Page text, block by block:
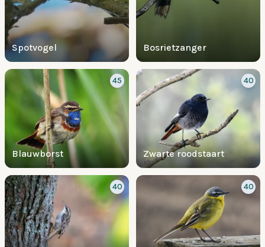
Spotvogel Bosrietzanger
Blauwborst
45
Zwarte roodstaart
40
40 40